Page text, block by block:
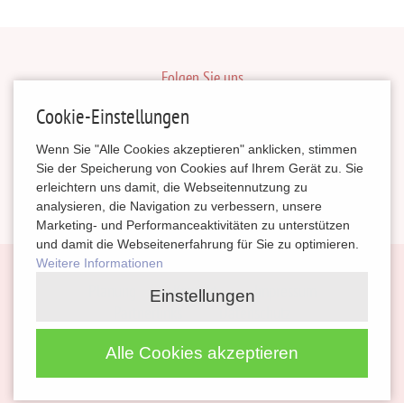
Folgen Sie uns
HochzeitinSachsen
HeiratenSachsenAnhalt
magazinheiraten
Kontakt
Impressum
Datenschutz
Cookie-Einstellungen
Wenn Sie "Alle Cookies akzeptieren" anklicken, stimmen
Sie der Speicherung von Cookies auf Ihrem Gerät zu. Sie
erleichtern uns damit, die Webseitennutzung zu
analysieren, die Navigation zu verbessern, unsere
Marketing- und Performanceaktivitäten zu unterstützen
und damit die Webseitenerfahrung für Sie zu optimieren.
Weitere Informationen
Einstellungen
Alle Cookies akzeptieren